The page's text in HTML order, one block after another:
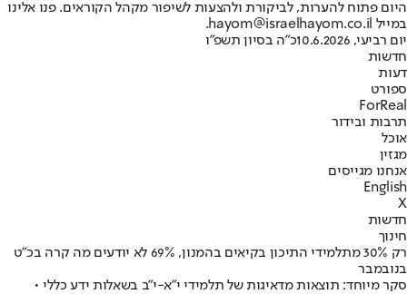
היום פתוח להערות, לביקורת ולהצעות לשיפור מקהל הקוראים. פנו אלינו
במייל hayom@israelhayom.co.il.
יום רביעי, 10.6.2026
כ"ה בסיון תשפ"ו
חדשות
דעות
ספורט
ForReal
תרבות ובידור
אוכל
מגזין
אנחנו מגייסים
English
X
חדשות
חינוך
רק 30% מתלמידי התיכון בקיאים בהמנון, 69% לא יודעים מה קרה בכ"ט
בנובמבר
סקר מיוחד: תוצאות מדאיגות של תלמידי י"א-י"ב בשאלות ידע כללי •